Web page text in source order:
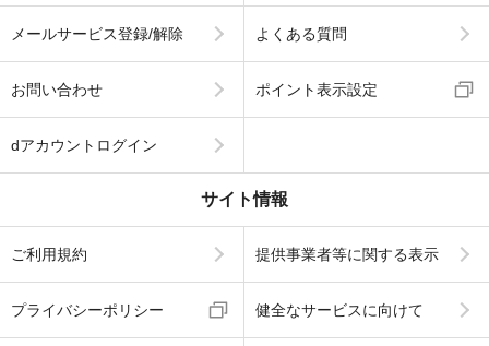
メールサービス登録/解除 よくある質問
お問い合わせ ポイント表示設定
dアカウントログイン
サイト情報
ご利用規約 提供事業者等に関する表示
プライバシーポリシー 健全なサービスに向けて